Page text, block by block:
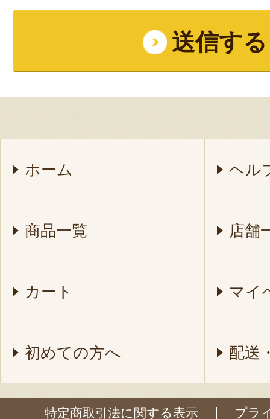
ホーム ヘル
商品一覧 店舗
カート マイ
初めての方へ 配送
特定商取引法に関する表示 プラ